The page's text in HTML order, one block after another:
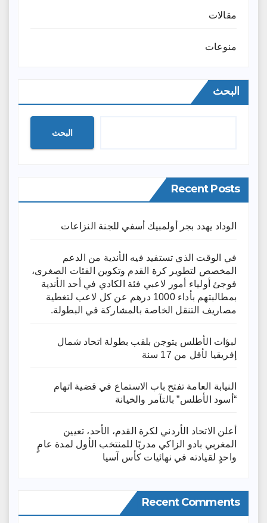
مقالات
منوعات
البحث
البحث
Recent Posts
الوداد يهدد بجر أولمبيك أسفي للجنة النزاعات
في الوقت الذي تستفيد فيه الأندية من الدعم
المخصص لتطوير كرة القدم وتكوين الفئات الصغرى،
فوجئ أولياء أمور لاعبي فئة الكادي في أحد الأندية
بمطالبتهم بأداء 1000 درهم عن كل لاعب لتغطية
مصاريف التنقل الخاصة بالمشاركة في البطولة.
لبؤات الأطلس يتوجن بلقب بطولة اتحاد شمال
إفريقيا لأقل من 17 سنة
النيابة العامة تفتح باب الاستماع في قضية اتهام
“أسود الأطلس” بالتآمر والخيانة
أعلن الاتحاد الأردني لكرة القدم، الأحد، تعيين
المغربي بادو الزاكي مدربًا للمنتخب الأول لمدة عامٍ
واحدٍ لقيادته ​في نهائيات كأس آسيا
Recent Comments